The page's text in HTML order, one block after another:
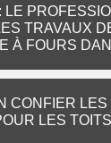
LE
TRAVAUX
À FOURS
CONFIER
LES